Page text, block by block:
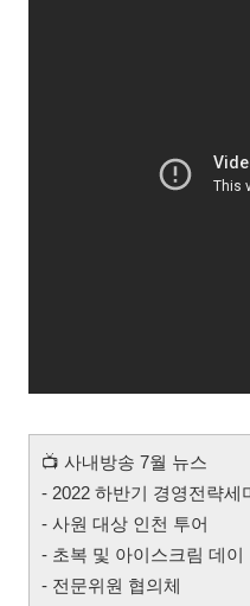
📺 사내방송 7월 뉴스
- 2022 하반기 경영전략세
- 사원 대상 인천 투어
- 초복 및 아이스크림 데이
- 전문위원 협의체